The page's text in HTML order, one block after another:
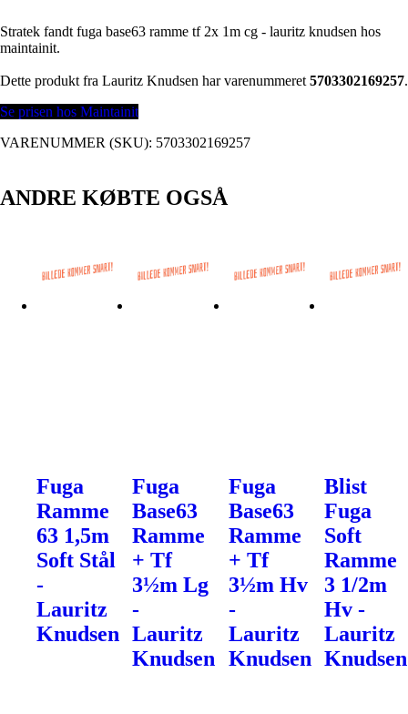
Stratek fandt fuga base63 ramme tf 2x 1m cg - lauritz knudsen hos
maintainit.
Dette produkt fra Lauritz Knudsen har varenummeret 5703302169257.
Se prisen hos Maintainit
VARENUMMER (SKU): 5703302169257
ANDRE KØBTE OGSÅ
Fuga
Ramme
63 1,5m
Soft Stål
-
Lauritz
Knudsen
Fuga
Base63
Ramme
+ Tf
3½m Lg
-
Lauritz
Knudsen
Fuga
Base63
Ramme
+ Tf
3½m Hv
-
Lauritz
Knudsen
Blist
Fuga
Soft
Ramme
3 1/2m
Hv -
Lauritz
Knudsen